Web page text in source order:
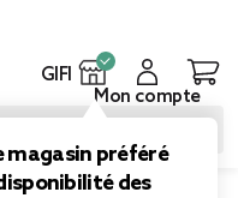
GIFI
magasin préféré
des
Mon compte